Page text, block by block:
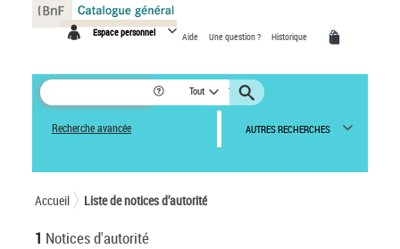
Espace personnel Aide Une question ? Historique
Tout
Recherche avancée AUTRES RECHERCHES
Accueil Liste de notices d’autorité
1 Notices d'autorité
Panneau de gestion des cookies